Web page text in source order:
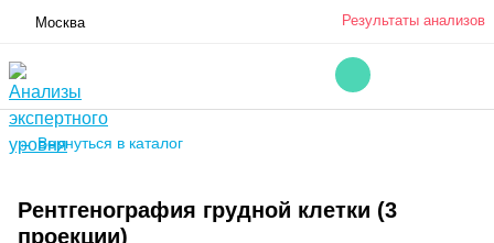
Москва Результаты анализов
← Вернуться в каталог
Рентгенография грудной клетки (3
проекции)